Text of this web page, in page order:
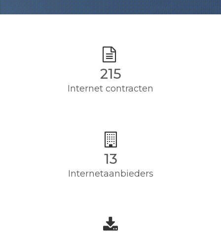
215
Internet contracten
13
Internetaanbieders